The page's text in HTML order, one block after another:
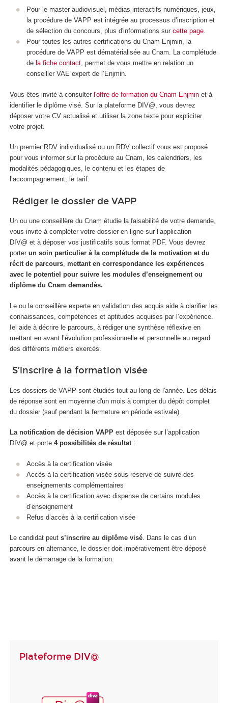
Pour le master audiovisuel, médias interactifs numériques, jeux,
la procédure de VAPP est intégrée au processus d’inscription et
de sélection du concours, plus d'informations sur cette page.
Pour toutes les autres certifications du Cnam-Enjmin, la
procédure de VAPP est dématérialisée au Cnam. La complétude
de la fiche contact, permet de vous mettre en relation un
conseiller VAE expert de l’Enjmin.
Vous êtes invité à consulter l'offre de formation du Cnam-Enjmin et à
identifier le diplôme visé. Sur la plateforme DIV@, vous devrez
déposer votre CV actualisé et utiliser la zone texte pour expliciter
votre projet.
Un premier RDV individualisé ou un RDV collectif vous est proposé
pour vous informer sur la procédure au Cnam, les calendriers, les
modalités pédagogiques, le contenu et les étapes de
l’accompagnement, le tarif.
Rédiger le dossier de VAPP
Un ou une conseillère du Cnam étudie la faisabilité de votre demande,
vous invite à compléter votre dossier en ligne sur l’application
DIV@ et à déposer vos justificatifs sous format PDF. Vous devrez
porter un soin particulier à la complétude de la motivation et du
récit de parcours, mettant en correspondance les expériences
avec le potentiel pour suivre les modules d’enseignement ou
diplôme du Cnam demandés.
Le ou la conseillère experte en validation des acquis aide à clarifier les
connaissances, compétences et aptitudes acquises par l’expérience.
Iel aide à décrire le parcours, à rédiger une synthèse réflexive en
mettant en avant l’évolution professionnelle et personnelle au regard
des différents métiers exercés.
S’inscrire à la formation visée
Les dossiers de VAPP sont étudiés tout au long de l'année. Les délais
de réponse sont en moyenne d'un mois à compter du dépôt complet
du dossier (sauf pendant la fermeture en période estivale).
La notification de décision VAPP est déposée sur l’application
DIV@ et porte 4 possibilités de résultat:
Accès à la certification visée
Accès à la certification visée sous réserve de suivre des
enseignements complémentaires
Accès à la certification avec dispense de certains modules
d’enseignement
Refus d’accès à la certification visée
Le candidat peut s’inscrire au diplôme visé. Dans le cas d’un
parcours en alternance, le dossier doit impérativement être déposé
avant le démarrage de la formation.
Plateforme DIV@